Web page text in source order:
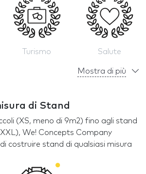
Turismo Salute
Mostra di più
di Stand
(XS, meno di 9m2) fino agli stand
We! Concepts Company
costruire stand di qualsiasi misura